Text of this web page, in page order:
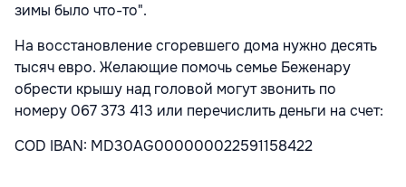
зимы было что-то".
На восстановление сгоревшего дома нужно десять
тысяч евро. Желающие помочь семье Беженару
обрести крышу над головой могут звонить по
номеру 067 373 413 или перечислить деньги на счет:
COD IBAN: MD30AG000000022591158422